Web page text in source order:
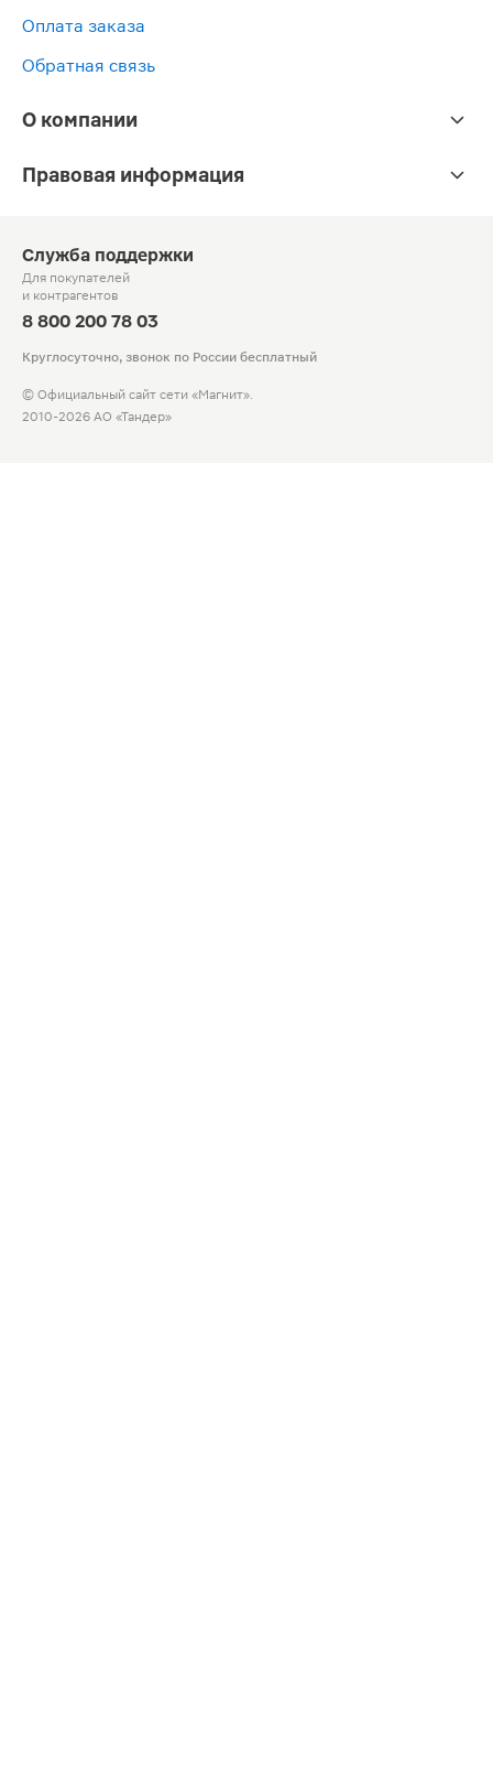
Оплата заказа
Обратная связь
О компании
Правовая информация
Служба поддержки
Для покупателей
и контрагентов
8 800 200 78 03
Круглосуточно, звонок по России бесплатный
© Официальный сайт сети «Магнит».
2010-2026 АО «Тандер»